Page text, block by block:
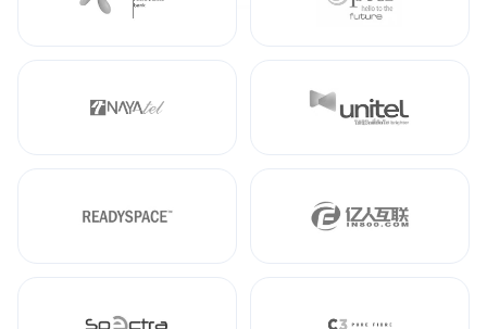
According PTCL
Nayatel Unitel
ReadySpace IN800